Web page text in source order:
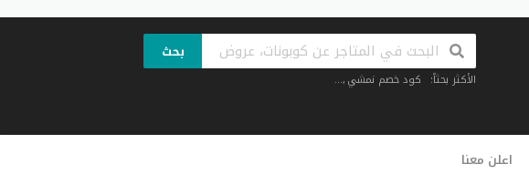
بحث
الأكثر بحثاً: كود خصم نمشي,...
تخطي
اعلن معنا